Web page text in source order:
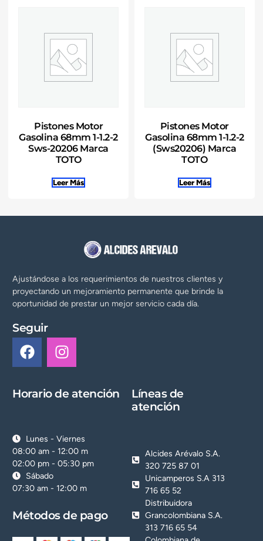
Pistones Motor
Gasolina 68mm 1-1.2-2
Sws-20206 Marca
TOTO
Leer Más
Pistones Motor
Gasolina 68mm 1-1.2-2
(Sws20206) Marca
TOTO
Leer Más
Ajustándose a los requerimientos de nuestros clientes y
proyectando un mejoramiento permanente que brinde la
oportunidad de prestar un mejor servicio cada día.
Seguir
Horario de atención
Lunes - Viernes
08:00 am - 12:00 m
02:00 pm - 05:30 pm
Sábado
07:30 am - 12:00 m
Métodos de pago
Líneas de
atención
Alcides Arévalo S.A.
320 725 87 01
Unicamperos S.A 313
716 65 52
Distribuidora
Grancolombiana S.A.
313 716 65 54